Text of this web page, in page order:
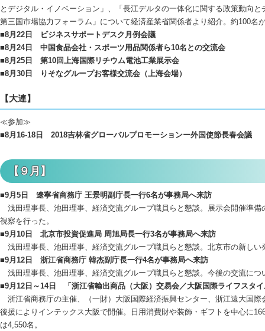
とデジタル・イノベーション」、「長江デルタの一体化に関する政策動向
第三国市場協力フォーラム」について経済産業省関係者より紹介。約100名
■8月22日 ビジネスサポートデスク月例会議
■8月24日 中国食品会社・スポーツ用品関係者ら10名との交流会
■8月25日 第10回上海国際リチウム電池工業展示会
■8月30日 りそなグループお客様交流会（上海会場）
【大連】
≪参加≫
■8月16-18日 2018吉林省グローバルプロモーションー外国使節長春会議
【９月】
■9月5日 遼寧省商務庁 王景明副庁長一行6名が事務局へ来訪
浅田理事長、池田理事、経済交流グループ職員らと懇談。展示会開催準備
視察を行った。
■9月10日 北京市投資促進局 周旭局長一行3名が事務局へ来訪
浅田理事長、池田理事、経済交流グループ職員らと懇談。北京市の新しい
■9月12日 浙江省商務庁 韓杰副庁長一行4名が事務局へ来訪
浅田理事長、池田理事、経済交流グループ職員らと懇談。今後の交流につ
■9月12日～14日 「浙江省輸出商品（大阪）交易会／大阪国際ライフスタ
浙江省商務庁の主催、（一財）大阪国際経済振興センター、浙江遠大国際
後援によりインテックス大阪で開催。日用消費財や装飾・ギフトを中心に
は4,550名。